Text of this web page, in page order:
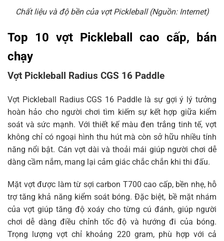
Chất liệu và độ bền của vợt Pickleball (Nguồn: Internet)
Top 10 vợt Pickleball cao cấp, bán
chạy
Vợt Pickleball Radius CGS 16 Paddle
Vợt Pickleball Radius CGS 16 Paddle là sự gợi ý lý tưởng
hoàn hảo cho người chơi tìm kiếm sự kết hợp giữa kiểm
soát và sức mạnh. Với thiết kế màu đen trắng tinh tế, vợt
không chỉ có ngoại hình thu hút mà còn sở hữu nhiều tính
năng nổi bật. Cán vợt dài và thoải mái giúp người chơi dễ
dàng cầm nắm, mang lại cảm giác chắc chắn khi thi đấu.
Mặt vợt được làm từ sợi carbon T700 cao cấp, bền nhẹ, hỗ
trợ tăng khả năng kiểm soát bóng. Đặc biệt, bề mặt nhám
của vợt giúp tăng độ xoáy cho từng cú đánh, giúp người
chơi dễ dàng điều chỉnh tốc độ và hướng đi của bóng.
Trọng lượng vợt chỉ khoảng 220 gram, phù hợp với cả